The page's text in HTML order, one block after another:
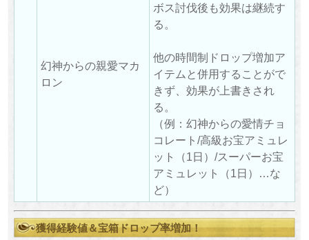
幻神からの親愛マカ
ロン
ボス討伐後も効果は継続す
る。
他の時間制ドロップ増加ア
イテムと併用することがで
きず、効果が上書きされ
る。
（例：幻神からの愛情チョ
コレート/高級お宝アミュレ
ット（1日）/スーパーお宝
アミュレット（1日）…な
ど）
獲得経験値＆宝箱ドロップ率増加！